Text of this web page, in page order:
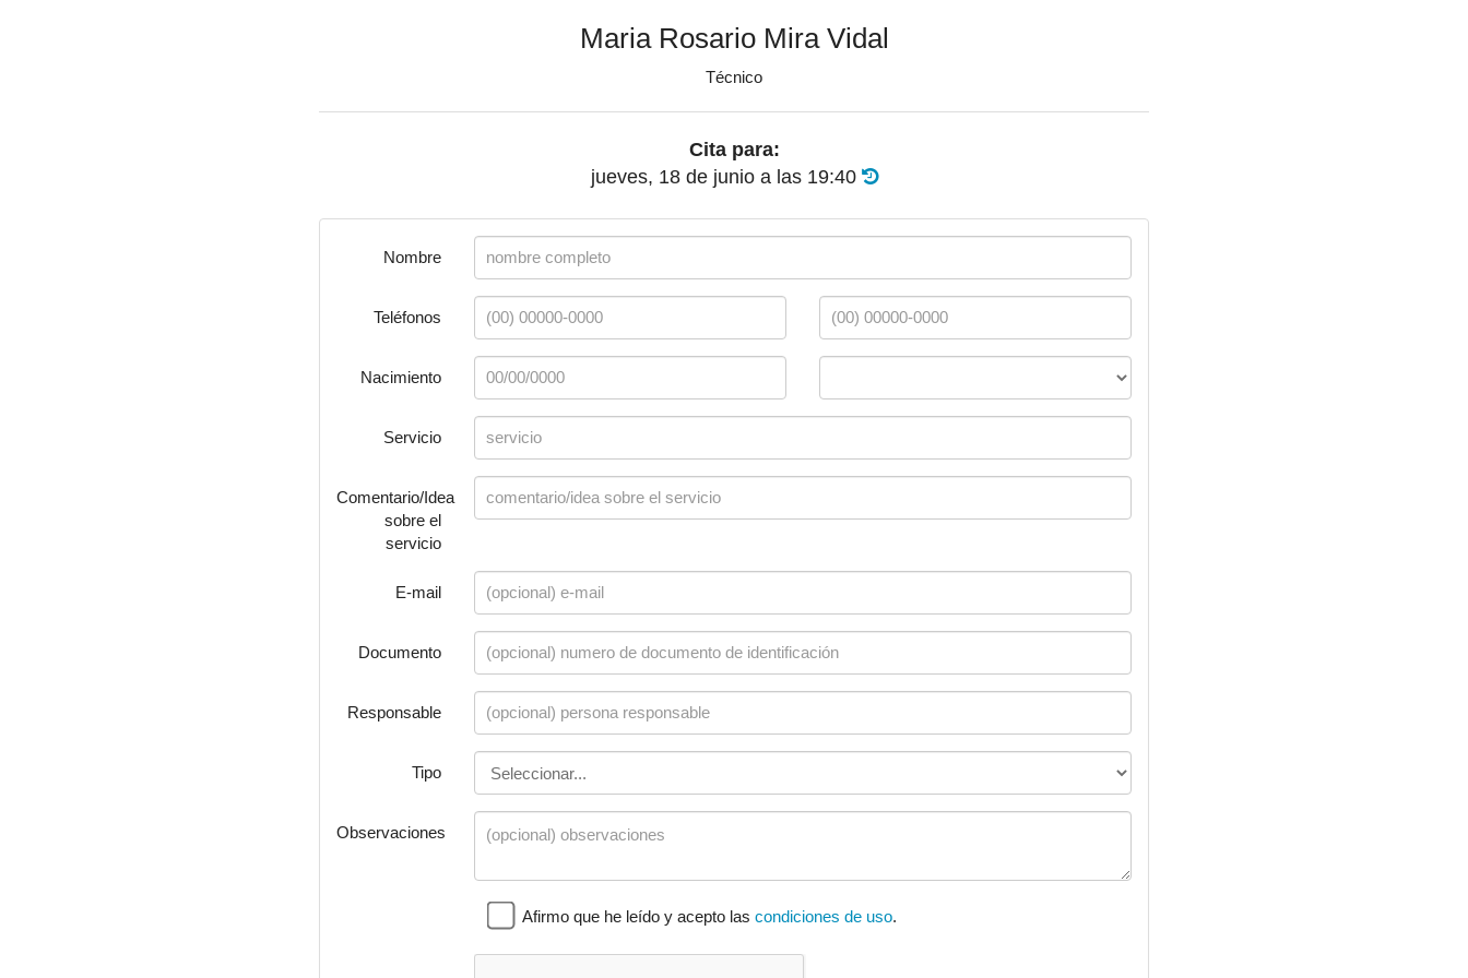
Maria Rosario Mira Vidal
Técnico
Cita para:
jueves, 18 de junio a las 19:40
Nombre
Teléfonos
Nacimiento
Servicio
Comentario/Idea
sobre el
servicio
E-mail
Documento
Responsable
Tipo
Observaciones
Afirmo que he leído y acepto lascondiciones de uso.